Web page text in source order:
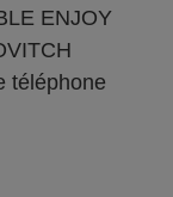
ENJOY
téléphone